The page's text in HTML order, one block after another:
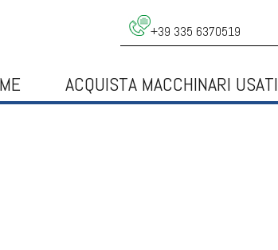
+39 335 6370519
ACQUISTA MACCHINARI USATI